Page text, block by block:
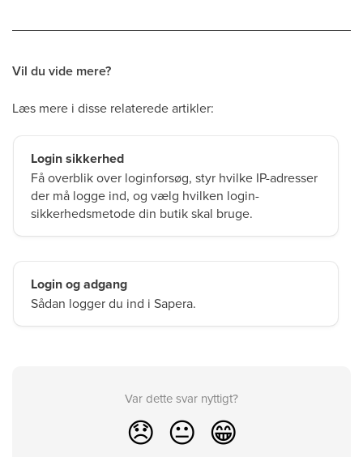
Vil du vide mere?
Læs mere i disse relaterede artikler:
Login sikkerhed
Få overblik over loginforsøg, styr hvilke IP-adresser
der må logge ind, og vælg hvilken login-
sikkerhedsmetode din butik skal bruge.
Login og adgang
Sådan logger du ind i Sapera.
Var dette svar nyttigt?
😞 😐 😁